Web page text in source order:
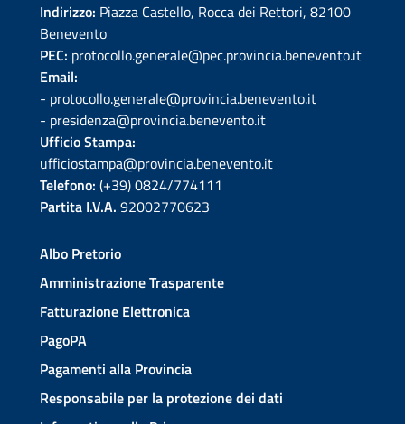
Indirizzo: Piazza Castello, Rocca dei Rettori, 82100
Benevento
PEC: protocollo.generale@pec.provincia.benevento.it
Email:
- protocollo.generale@provincia.benevento.it
- presidenza@provincia.benevento.it
Ufficio Stampa:
ufficiostampa@provincia.benevento.it
Telefono: (+39) 0824/774111
Partita I.V.A. 92002770623
Albo Pretorio
Amministrazione Trasparente
Fatturazione Elettronica
PagoPA
Pagamenti alla Provincia
Responsabile per la protezione dei dati